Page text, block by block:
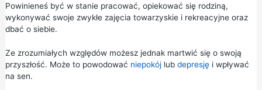
Powinieneś być w stanie pracować, opiekować się rodziną,
wykonywać swoje zwykłe zajęcia towarzyskie i rekreacyjne oraz
dbać o siebie.
Ze zrozumiałych względów możesz jednak martwić się o swoją
przyszłość. Może to powodować niepokójlub depresjęi wpływać
na sen.